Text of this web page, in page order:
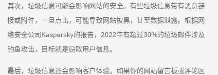
其次，垃圾信息可能会影响网站的安全。有些垃圾信息带有恶意链
接或附件，一旦点击，可能导致网站被黑，甚至数据泄露。根据网
络安全公司Kaspersky的报告，2022年有超过30%的垃圾邮件涉及
钓鱼攻击，目标就是窃取用户信息。
最后，垃圾信息还会影响客户体验。如果你的网站留言板或评论区